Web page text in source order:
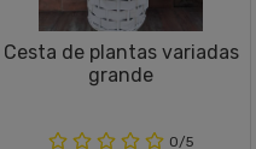
Cesta de plantas variadas
grande
0/5